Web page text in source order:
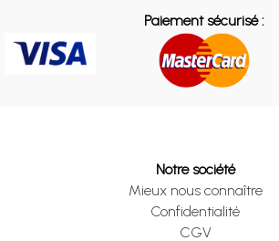
Paiement sécurisé :
Notre société
Mieux nous connaître
Confidentialité
CGV